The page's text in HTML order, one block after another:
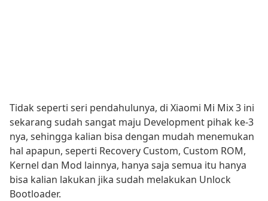
Tidak seperti seri pendahulunya, di Xiaomi Mi Mix 3 ini
sekarang sudah sangat maju Development pihak ke-3
nya, sehingga kalian bisa dengan mudah menemukan
hal apapun, seperti Recovery Custom, Custom ROM,
Kernel dan Mod lainnya, hanya saja semua itu hanya
bisa kalian lakukan jika sudah melakukan Unlock
Bootloader.